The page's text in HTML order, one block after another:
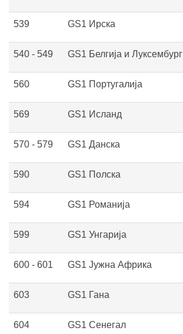
539 GS1 Ирска
540 - 549 GS1 Белгија и Луксембург
560 GS1 Португалија
569 GS1 Исланд
570 - 579 GS1 Данска
590 GS1 Полска
594 GS1 Романија
599 GS1 Унгарија
600 - 601 GS1 Јужна Африка
603 GS1 Гана
604 GS1 Сенегал